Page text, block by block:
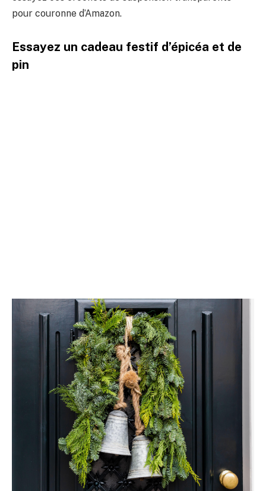
pour couronne d’Amazon.
Essayez un cadeau festif d’épicéa et de
pin